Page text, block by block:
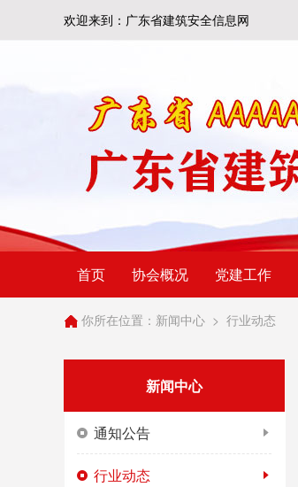
欢迎来到：广东省建筑安全信息网
首页 协会概况 党建工作
你所在位置： 新闻中心 > 行业动态
新闻中心
通知公告
行业动态